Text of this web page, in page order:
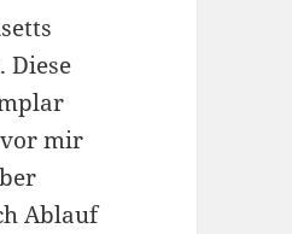
Diese
vor mir
Ablauf